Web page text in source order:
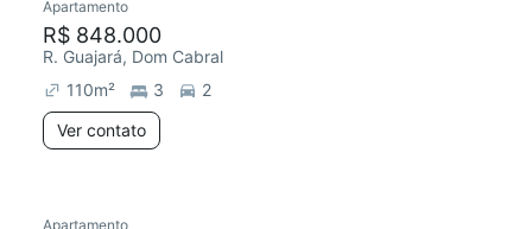
Apartamento
R$ 848.000
R. Guajará, Dom Cabral
110m² 3
2
Ver contato
Apartamento